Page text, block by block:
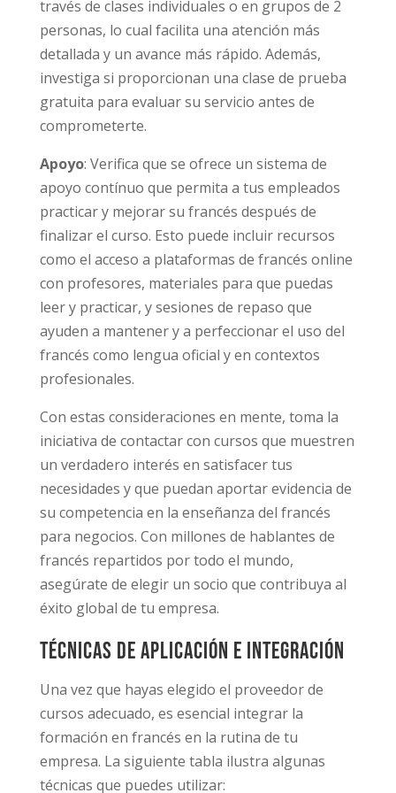
través de clases individuales o en grupos de 2
personas, lo cual facilita una atención más
detallada y un avance más rápido. Además,
investiga si proporcionan una clase de prueba
gratuita para evaluar su servicio antes de
comprometerte.
Apoyo: Verifica que se ofrece un sistema de
apoyo contínuo que permita a tus empleados
practicar y mejorar su francés después de
finalizar el curso. Esto puede incluir recursos
como el acceso a plataformas de francés online
con profesores, materiales para que puedas
leer y practicar, y sesiones de repaso que
ayuden a mantener y a perfeccionar el uso del
francés como lengua oficial y en contextos
profesionales.
Con estas consideraciones en mente, toma la
iniciativa de contactar con cursos que muestren
un verdadero interés en satisfacer tus
necesidades y que puedan aportar evidencia de
su competencia en la enseñanza del francés
para negocios. Con millones de hablantes de
francés repartidos por todo el mundo,
asegúrate de elegir un socio que contribuya al
éxito global de tu empresa.
Técnicas de aplicación e integración
Una vez que hayas elegido el proveedor de
cursos adecuado, es esencial integrar la
formación en francés en la rutina de tu
empresa. La siguiente tabla ilustra algunas
técnicas que puedes utilizar: